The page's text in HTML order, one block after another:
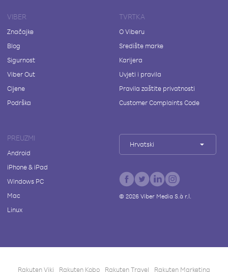
VIBER
Značajke
Blog
Sigurnost
Viber Out
Cijene
Podrška
TVRTKA
O Viberu
Središte marke
Karijera
Uvjeti i pravila
Pravila zaštite privatnosti
Customer Complaints Code
PREUZMI
Android
iPhone & iPad
Windows PC
Mac
Linux
Hrvatski
© 2026Viber Media S.à r.l.
Rakuten Viki Rakuten Kobo Rakuten Travel Rakuten Marketing